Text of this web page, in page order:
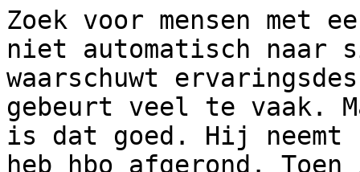
Zoek voor mensen met
niet automatisch naar
waarschuwt
gebeurt veel te vaak.
is dat goed. Hij
heb hbo afgerond.